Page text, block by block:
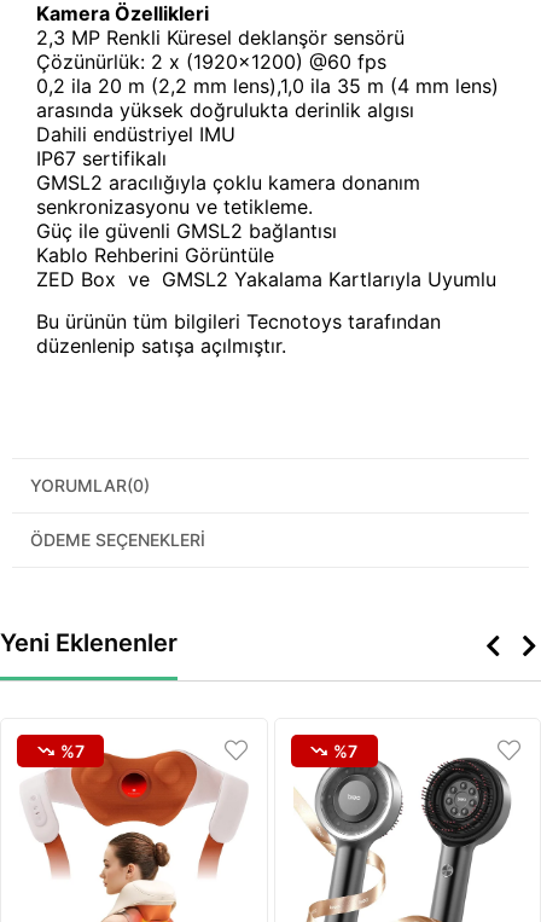
Kamera Özellikleri
2,3 MP Renkli Küresel deklanşör sensörü
Çözünürlük: 2 x (1920x1200) @60 fps
0,2 ila 20 m (2,2 mm lens),1,0 ila 35 m (4 mm lens)
arasında yüksek doğrulukta derinlik algısı
Dahili endüstriyel IMU
IP67 sertifikalı
GMSL2 aracılığıyla çoklu kamera donanım
senkronizasyonu ve tetikleme.
Güç ile güvenli GMSL2 bağlantısı
Kablo Rehberini Görüntüle
ZED Box ve GMSL2 Yakalama Kartlarıyla Uyumlu
Bu ürünün tüm bilgileri Tecnotoys tarafından
düzenlenip satışa açılmıştır.
YORUMLAR(0)
ÖDEME SEÇENEKLERI
Yeni Eklenenler
%7 %7